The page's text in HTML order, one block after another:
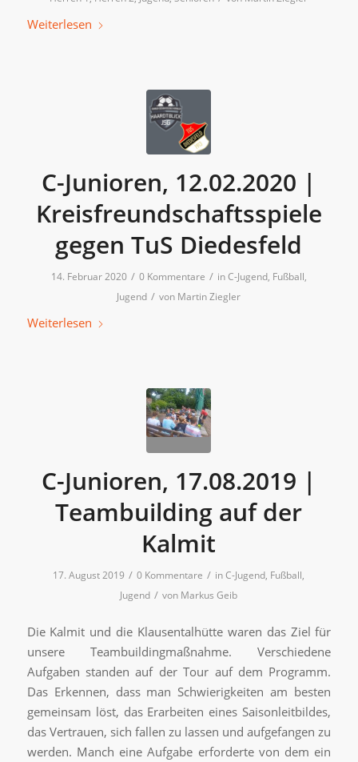
Weiterlesen
C-Junioren, 12.02.2020 |
Kreisfreundschaftsspiele
gegen TuS Diedesfeld
14. Februar 2020 / 0 Kommentare / inC-Jugend, Fußball,
Jugend / von Martin Ziegler
Weiterlesen
C-Junioren, 17.08.2019 |
Teambuilding auf der
Kalmit
17. August 2019 / 0 Kommentare / inC-Jugend, Fußball,
Jugend / von Markus Geib
Die Kalmit und die Klausentalhütte waren das Ziel für
unsere Teambuildingmaßnahme. Verschiedene
Aufgaben standen auf der Tour auf dem Programm.
Das Erkennen, dass man Schwierigkeiten am besten
gemeinsam löst, das Erarbeiten eines Saisonleitbildes,
das Vertrauen, sich fallen zu lassen und aufgefangen zu
werden. Manch eine Aufgabe erforderte von dem ein